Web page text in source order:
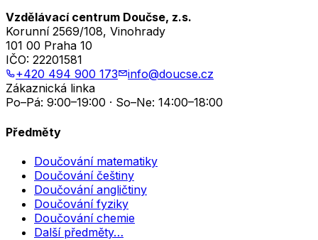
Vzdělávací centrum Doučse, z.s.
Korunní 2569/108, Vinohrady
101 00 Praha 10
IČO: 22201581
+420 494 900 173
info@doucse.cz
Zákaznická linka
Po–Pá: 9:00–19:00 · So–Ne: 14:00–18:00
Předměty
Doučování matematiky
Doučování češtiny
Doučování angličtiny
Doučování fyziky
Doučování chemie
Další předměty…